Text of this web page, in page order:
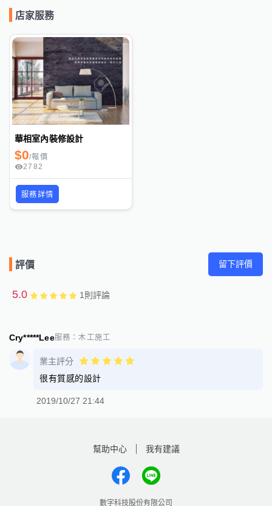
店家服務
華相室內裝修設計
$0/報價
2782
服務詳情
評價 留下評價
5.0 1則評論
Cry*****Lee服務：木工施工
業主評分
很有質感的設計
2019/10/27 21:44
幫助中心 我有建議
數字科技股份有限公司